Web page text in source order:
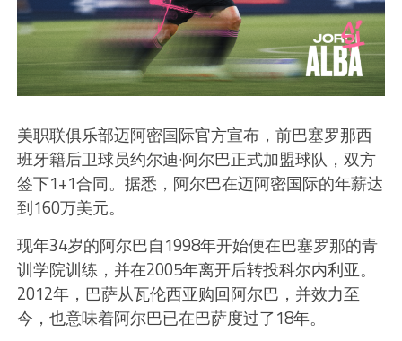
美职联俱乐部迈阿密国际官方宣布，前巴塞罗那西
班牙籍后卫球员约尔迪·阿尔巴正式加盟球队，双方
签下1+1合同。据悉，阿尔巴在迈阿密国际的年薪达
到160万美元。
现年34岁的阿尔巴自1998年开始便在巴塞罗那的青
训学院训练，并在2005年离开后转投科尔内利亚。
2012年，巴萨从瓦伦西亚购回阿尔巴，并效力至
今，也意味着阿尔巴已在巴萨度过了18年。